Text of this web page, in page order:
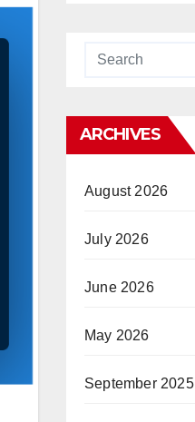
ARCHIVES
August 2026
July 2026
June 2026
May 2026
September 2025